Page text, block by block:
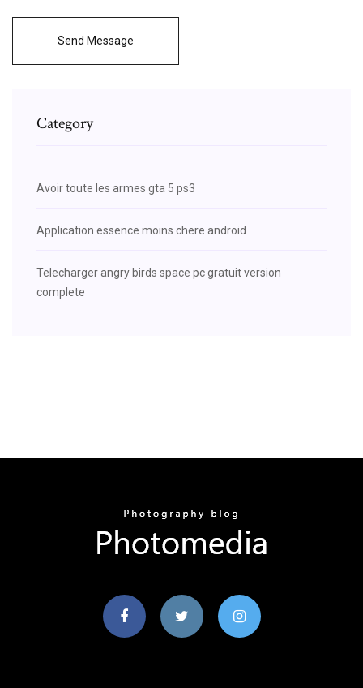
Send Message
Category
Avoir toute les armes gta 5 ps3
Application essence moins chere android
Telecharger angry birds space pc gratuit version
complete